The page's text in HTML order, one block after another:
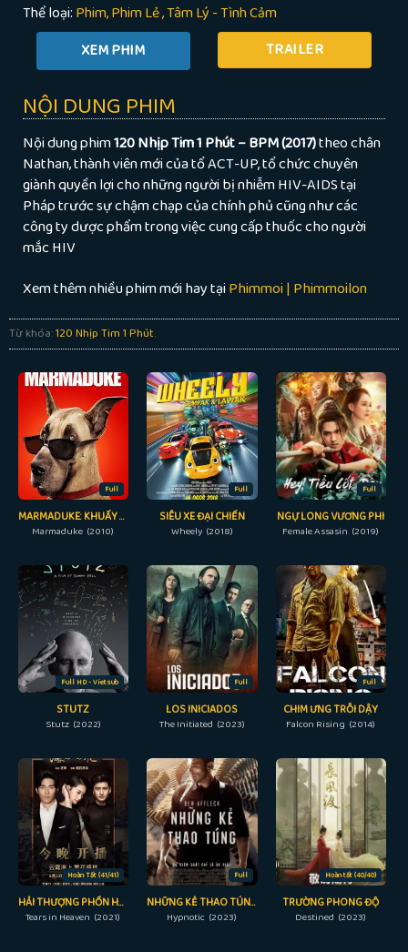
Thể loại: Phim Phim Lẻ,Tâm Lý - Tình Cảm
TRAILER
NỘI DUNG PHIM
Nội dung phim120 Nhịp Tim 1 Phút – BPM (2017)theo chân
Nathan, thành viên mới của tổ ACT-UP, tổ chức chuyên
giành quyền lợi cho những người bị nhiễm HIV-AIDS tại
Pháp trước sự chậm chạp của chính phủ cũng như các
công ty dược phẩm trong việc cung cấp thuốc cho người
mắc HIV
Xem thêm nhiều phim mới hay tạiPhimmoi | Phimmoilon
Từ khóa:120 Nhịp Tim 1 Phút.
Full
MARMADUKE: KHUẤY ĐỘNG MÙA HÈ
Marmaduke (2010)
Full
SIÊU XE ĐẠI CHIẾN
Wheely (2018)
Full
NGỰ LONG VƯƠNG PHI
Female Assasin (2019)
Full HD - Vietsub
STUTZ
Stutz (2022)
Full
LOS INICIADOS
The Initiated (2023)
Full
CHIM ƯNG TRỖI DẬY
Falcon Rising (2014)
Hoàn Tất (41/41)
HẢI THƯỢNG PHỒN HOA
Tears in Heaven (2021)
Full
NHỮNG KẺ THAO TÚNG
Hypnotic (2023)
Hoàn tất (40/40)
TRƯỜNG PHONG ĐỘ
Destined (2023)